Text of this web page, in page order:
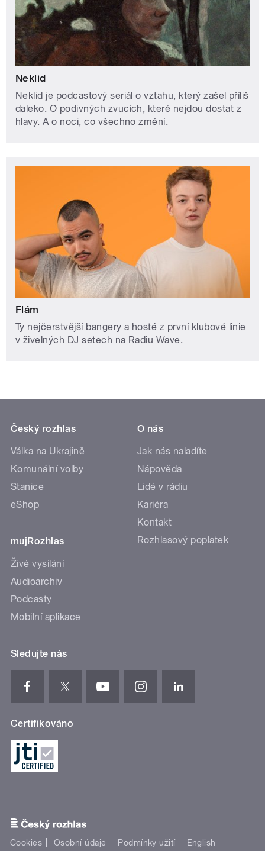
Neklid
Neklid je podcastový seriál o vztahu, který zašel příliš
daleko. O podivných zvucích, které nejdou dostat z
hlavy. A o noci, co všechno změní.
Flám
Ty nejčerstvější bangery a hosté z první klubové linie
v živelných DJ setech na Radiu Wave.
Český rozhlas
Válka na Ukrajině
Komunální volby
Stanice
eShop
mujRozhlas
Živé vysílání
Audioarchiv
Podcasty
Mobilní aplikace
O nás
Jak nás naladíte
Nápověda
Lidé v rádiu
Kariéra
Kontakt
Rozhlasový poplatek
Sledujte nás
Certifikováno
Cookies Osobní údaje Podmínky užití English